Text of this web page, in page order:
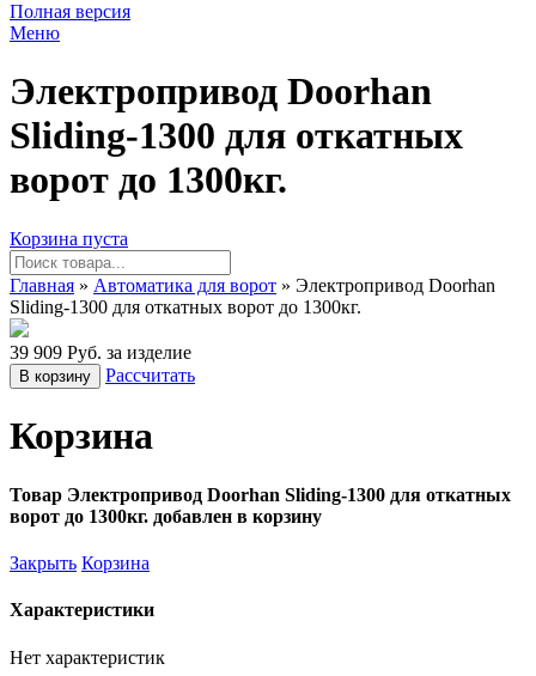
Полная версия
Меню
Электропривод Doorhan
Sliding-1300 для откатных
ворот до 1300кг.
Корзина пуста
Главная » Автоматика для ворот » Электропривод Doorhan
Sliding-1300 для откатных ворот до 1300кг.
39 909 Руб. за изделие
В корзину Рассчитать
Корзина
Товар Электропривод Doorhan Sliding-1300 для откатных
ворот до 1300кг. добавлен в корзину
Закрыть Корзина
Характеристики
Нет характеристик